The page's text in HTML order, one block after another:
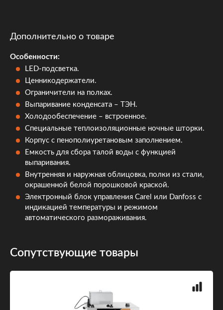
Дополнительно о товаре
Особенности:
LED-подсветка.
Ценникодержатели.
Ограничители на полках.
Выпаривание конденсата – ТЭН.
Холодообеспечение – встроенное.
Специальные теплоизоляционные ночные шторки.
Корпус с пенополиуретановым заполнением.
Емкость для сбора талой воды с функцией
выпаривания.
Внутренняя и наружная облицовка, полки из стали,
окрашенной белой порошковой краской.
Электронный блок управления Carel или Danfoss с
индикацией температуры и режимом
автоматического размораживания.
Сопутствующие товары